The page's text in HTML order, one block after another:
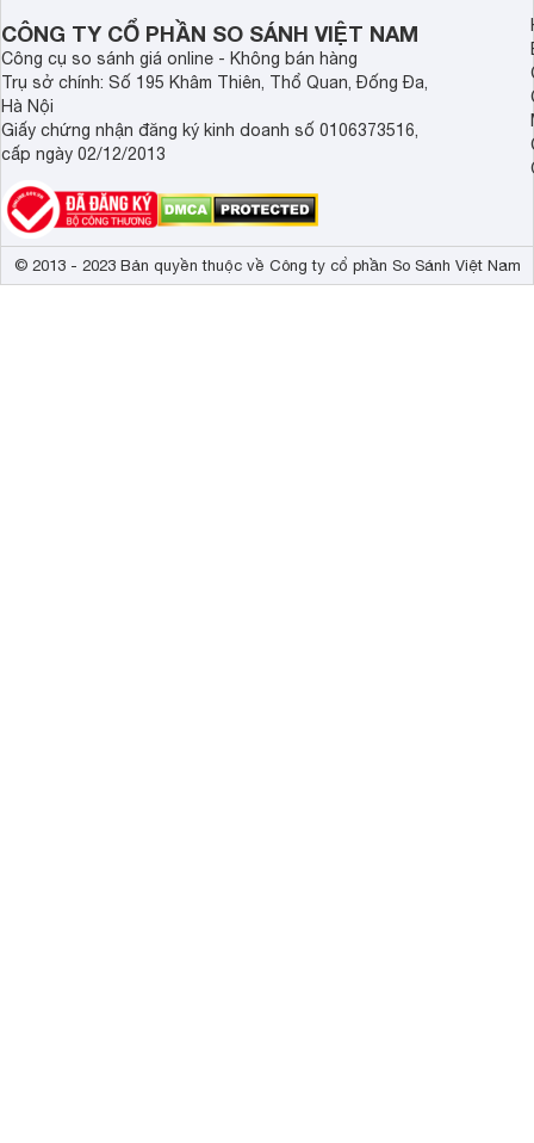
CÔNG TY CỔ PHẦN SO SÁNH VIỆT NAM
Công cụ so sánh giá online - Không bán hàng
Trụ sở chính: Số 195 Khâm Thiên, Thổ Quan, Đống Đa,
Hà Nội
Giấy chứng nhận đăng ký kinh doanh số 0106373516,
cấp ngày 02/12/2013
© 2013 - 2023 Bản quyền thuộc về Công ty cổ phần So Sánh Việt Nam